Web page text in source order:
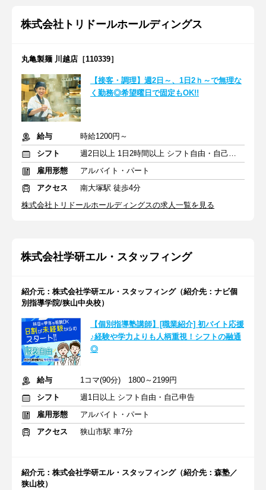
株式会社トリドールホールディングス
丸亀製麺 川越店［110339］
【接客・調理】週2日～、1日2ｈ～で無理な
く勤務◎希望曜日で固定もOK!!
給与
時給1200円～
シフト
週2日以上 1日2時間以上 シフト自由・自己申告
雇用形態
アルバイト・パート
アクセス
南大塚駅 徒歩4分
株式会社トリドールホールディングスの求人一覧を見る
株式会社学研エル・スタッフィング
紹介元：株式会社学研エル・スタッフィング（紹介先：ナビ個
別指導学院/狭山中央校）
【個別指導塾講師】[職業紹介] 初バイト応援
♪経験や学力よりも人柄重視！シフトの融通
◎
給与
1コマ(90分) 1800～2199円
シフト
週1日以上 シフト自由・自己申告
雇用形態
アルバイト・パート
アクセス
狭山市駅 車7分
紹介元：株式会社学研エル・スタッフィング（紹介先：森塾／
狭山校）